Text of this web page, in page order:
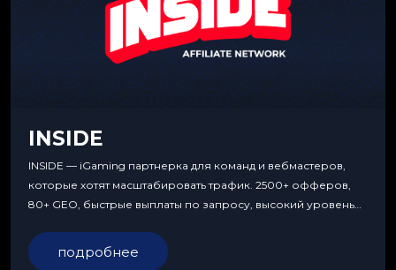
INSIDE
INSIDE — iGaming партнерка для команд и вебмастеров,
которые хотят масштабировать трафик. 2500+ офферов,
80+ GEO, быстрые выплаты по запросу, высокий уровень
подробнее